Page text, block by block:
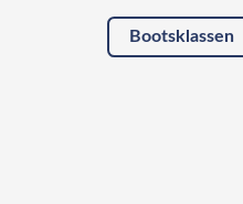
Bootsklassen